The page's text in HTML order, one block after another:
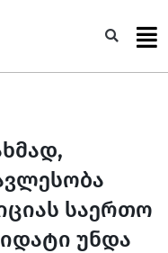
საერთო
უნდა